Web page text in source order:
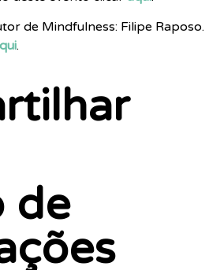
de Mindfulness: Filipe Raposo.
.
de